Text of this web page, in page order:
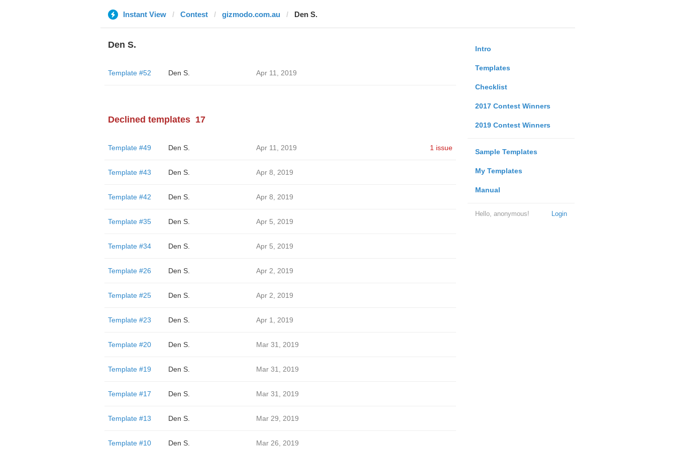
Instant View Contest gizmodo.com.au Den S.
Intro
Templates
Checklist
2017 Contest Winners
2019 Contest Winners
Sample Templates
My Templates
Manual
Login
Hello, anonymous!
Den S.
Template #52 Den S. Apr 11, 2019
Declined templates 17
Template #49 Den S. Apr 11, 2019 1 issue
Template #43 Den S. Apr 8, 2019
Template #42 Den S. Apr 8, 2019
Template #35 Den S. Apr 5, 2019
Template #34 Den S. Apr 5, 2019
Template #26 Den S. Apr 2, 2019
Template #25 Den S. Apr 2, 2019
Template #23 Den S. Apr 1, 2019
Template #20 Den S. Mar 31, 2019
Template #19 Den S. Mar 31, 2019
Template #17 Den S. Mar 31, 2019
Template #13 Den S. Mar 29, 2019
Template #10 Den S. Mar 26, 2019